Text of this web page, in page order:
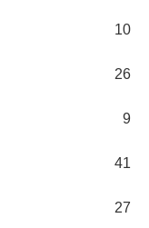
10
26
9
41
27